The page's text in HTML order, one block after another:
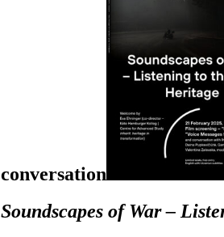
conversation
Soundscapes of War –